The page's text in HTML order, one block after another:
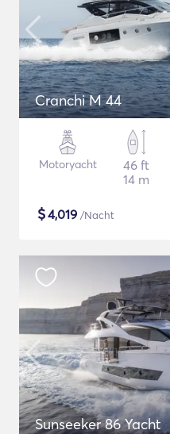
Cranchi M 44
Motoryacht
46 ft
14 m
$4,019 /Nacht
Sunseeker 86 Yacht